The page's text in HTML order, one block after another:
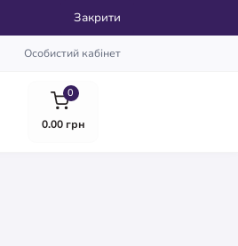
Закрити
Особистий кабінет
0
0.00 грн